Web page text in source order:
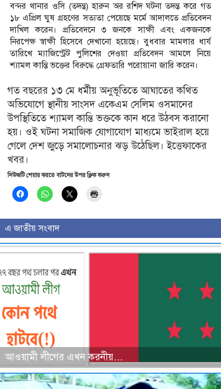
বন্দর থানার ওসি (তদন্ত) হারুন অর রশিদ ঘটনা তদন্ত করে গত
১৮ এপ্রিল ঘুষ গ্রহণের সত্যতা পেয়েছে মর্মে আদালতে প্রতিবেদন
দাখিল করেন। প্রতিবেদনে ৩ জনকে সাক্ষী এবং একজনকে
নিরপেক্ষ স্বাক্ষী হিসেবে দেখানো হয়েছে। বুধবার মামলার ধার্য
তারিখে ম্যাজিস্ট্রেট পুলিশের দেওয়া প্রতিবেদন আমলে নিয়ে
শ্যামল কান্তি ভক্তের বিরুদ্ধে গ্রেফতারি পরোয়ানা জারি করেন।
গত বছরের ১৩ মে ধর্মীয় অনুভূতিতে আঘাতের কথিত
অভিযোগে স্থানীয় সাংসদ একেএম সেলিম ওসমানের
উপস্থিতিতে শ্যামল কান্তি ভক্তকে কান ধরে উঠবস করানো
হয়। ওই ঘটনা সমাজিক যোগাযোগ মাধ্যমে ভাইরাল হয়ে
গেলে দেশ জুড়ে সমালোচনার ঝড় উঠেছিল। ইত্তেফাকের
খবর।
নিউজটি শেয়ার করতে বাটনের উপর ক্লিক করুন
এ জাতীয় সংবাদ
আওয়ামী লীগের এখন করনীয়…